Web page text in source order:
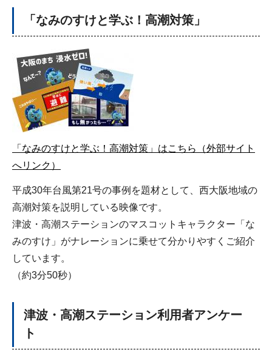
「なみのすけと学ぶ！高潮対策」
「なみのすけと学ぶ！高潮対策」はこちら（外部サイト
へリンク）
平成30年台風第21号の事例を題材として、西大阪地域の
高潮対策を説明している映像です。
津波・高潮ステーションのマスコットキャラクター「な
みのすけ」がナレーションに乗せて分かりやすくご紹介
しています。
（約3分50秒）
津波・高潮ステーション利用者アンケー
ト